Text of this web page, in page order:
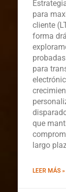
para
cliente
forma
para
que
largo
LEER MÁS »